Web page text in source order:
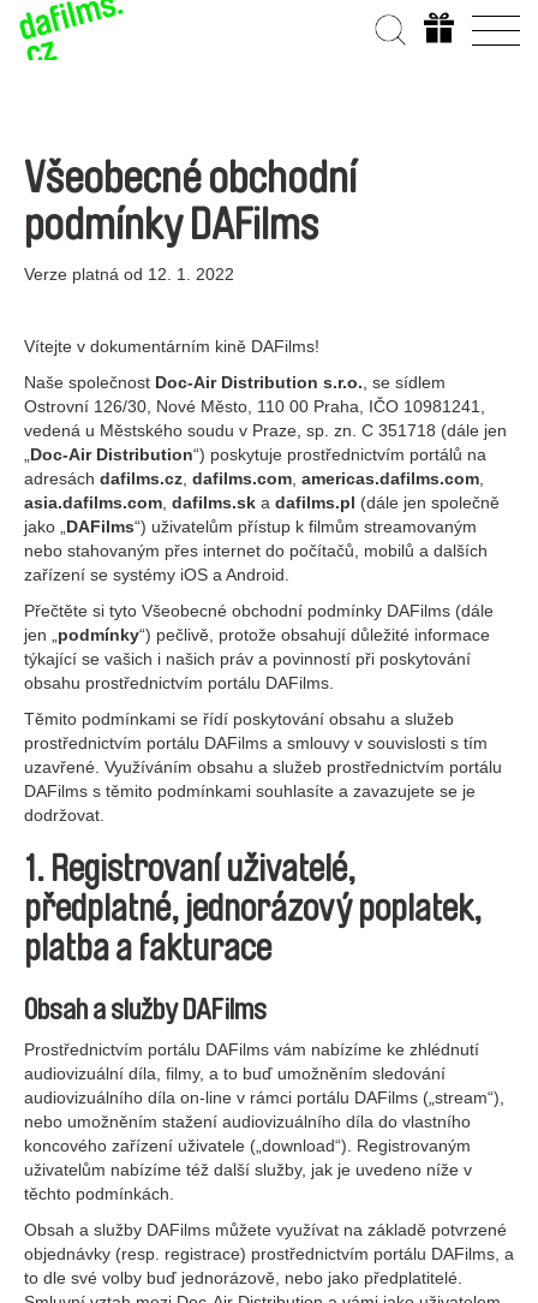
Všeobecné obchodní
podmínky DAFilms
Verze platná od 12. 1. 2022
Vítejte v dokumentárním kině DAFilms!
Naše společnost Doc-Air Distribution s.r.o. , se sídlem
Ostrovní 126/30, Nové Město, 110 00 Praha, IČO 10981241,
vedená u Městského soudu v Praze, sp. zn. C 351718 (dále jen
Doc-Air Distribution“) poskytuje prostřednictvím portálů na
adresách dafilms.cz dafilms.com americas.dafilms.com
asia.dafilms.com dafilms.sk a dafilms.pl (dále jen společně
jako „ DAFilms“) uživatelům přístup k filmům streamovaným
nebo stahovaným přes internet do počítačů, mobilů a dalších
zařízení se systémy iOS a Android.
Přečtěte si tyto Všeobecné obchodní podmínky DAFilms (dále
jen „ podmínky“) pečlivě, protože obsahují důležité informace
týkající se vašich i našich práv a povinností při poskytování
obsahu prostřednictvím portálu DAFilms.
Těmito podmínkami se řídí poskytování obsahu a služeb
prostřednictvím portálu DAFilms a smlouvy v souvislosti s tím
uzavřené. Využíváním obsahu a služeb prostřednictvím portálu
DAFilms s těmito podmínkami souhlasíte a zavazujete se je
dodržovat.
1. Registrovaní uživatelé,
předplatné, jednorázový poplatek,
platba a fakturace
Obsah a služby DAFilms
Prostřednictvím portálu DAFilms vám nabízíme ke zhlédnutí
audiovizuální díla, filmy, a to buď umožněním sledování
audiovizuálního díla on-line v rámci portálu DAFilms („stream“),
nebo umožněním stažení audiovizuálního díla do vlastního
koncového zařízení uživatele („download“). Registrovaným
uživatelům nabízíme též další služby, jak je uvedeno níže v
těchto podmínkách.
Obsah a služby DAFilms můžete využívat na základě potvrzené
objednávky (resp. registrace) prostřednictvím portálu DAFilms, a
to dle své volby buď jednorázově, nebo jako předplatitelé.